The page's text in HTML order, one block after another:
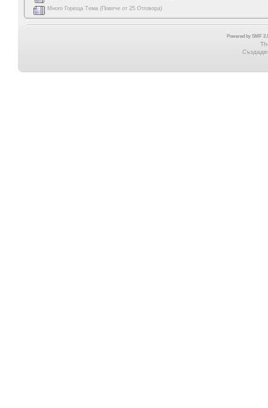
Много Гореща Тема (Повече от 25 Отговора)
Powered by SMF